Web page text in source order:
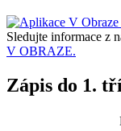
Sledujte informace z
V OBRAZE.
Zápis do 1.